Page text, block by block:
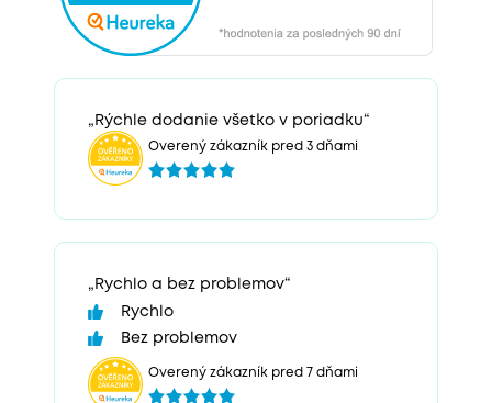
„Rýchle dodanie všetko v poriadku“
Overený zákazník pred 3 dňami
„Rychlo a bez problemov“
Rychlo
Bez problemov
Overený zákazník pred 7 dňami